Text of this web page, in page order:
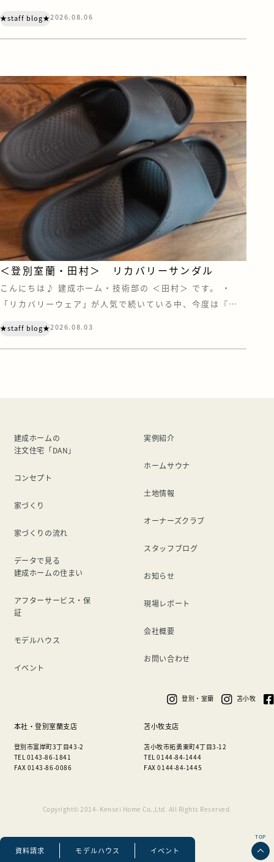
資料請求 モデルハウス イベント
は、家具やキッチン、住宅設備などのショールーム・ショッ
プが集う、住まいとインテリアの情報センターです。 注文
★staff blog★2026.08.06
＜登別室蘭・田村＞ リカバリーサンダル
こんにちは♪ 建成ホーム・技術部の ＜田村＞ です。 ・
「リカバリーウェア」が人気で続いている中、今度は『リ
ス”もリカバリー界に足を踏み入れているとは・・・ リカバ
リーウェアの効果がいまひとつ得られなかったので、今度は
★staff blog★2026.08.03
TOP
建成ホームの
注文住宅「DAN」
コンセプト
家づくり
家づくりの流れ
データで見る
建成ホームの住まい
アフターサービス・保
証
モデルハウス
イベント
実例紹介
ホームサウナ
土地情報
オーナーズクラブ
スタッフブログ
お知らせ
現場レポート
会社概要
お問い合わせ
本社・登別室蘭支店
登別市富岸町3丁目43-2
TEL 0143-86-1841
FAX 0143-86-0086
苫小牧支店
苫小牧市拓勇東町4丁目3-12
TEL 0144-84-1444
FAX 0144-84-1445
登別・室蘭 苫小牧
Copyright© 2014- Kensei Home Co.,Ltd. All Rights Reserved.